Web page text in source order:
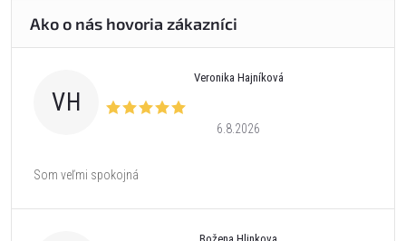
VH
Veronika Hajníková
6.8.2026
Som veľmi spokojná